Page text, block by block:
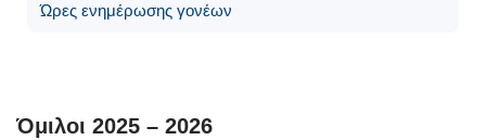
Ώρες ενημέρωσης γονέων
Όμιλοι 2025 – 2026